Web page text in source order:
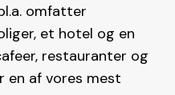
omfatter
et hotel og en
restauranter og
en af vores mest